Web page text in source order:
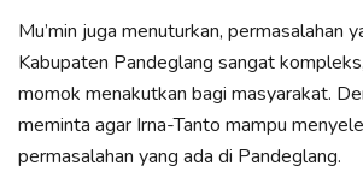
Mu’min juga menuturkan, permasalahan
Kabupaten Pandeglang sangat
momok menakutkan bagi masyarakat.
meminta agar Irna-Tanto mampu
permasalahan yang ada di Pandeglang.